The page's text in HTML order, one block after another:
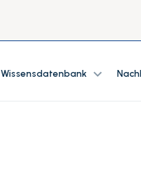
Wissensdatenbank expand_more